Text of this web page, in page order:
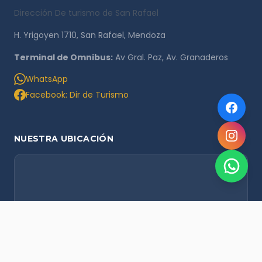
Dirección De turismo de San Rafael
H. Yrigoyen 1710, San Rafael, Mendoza
Terminal de Omnibus: Av Gral. Paz, Av. Granaderos
WhatsApp
Facebook: Dir de Turismo
NUESTRA UBICACIÓN